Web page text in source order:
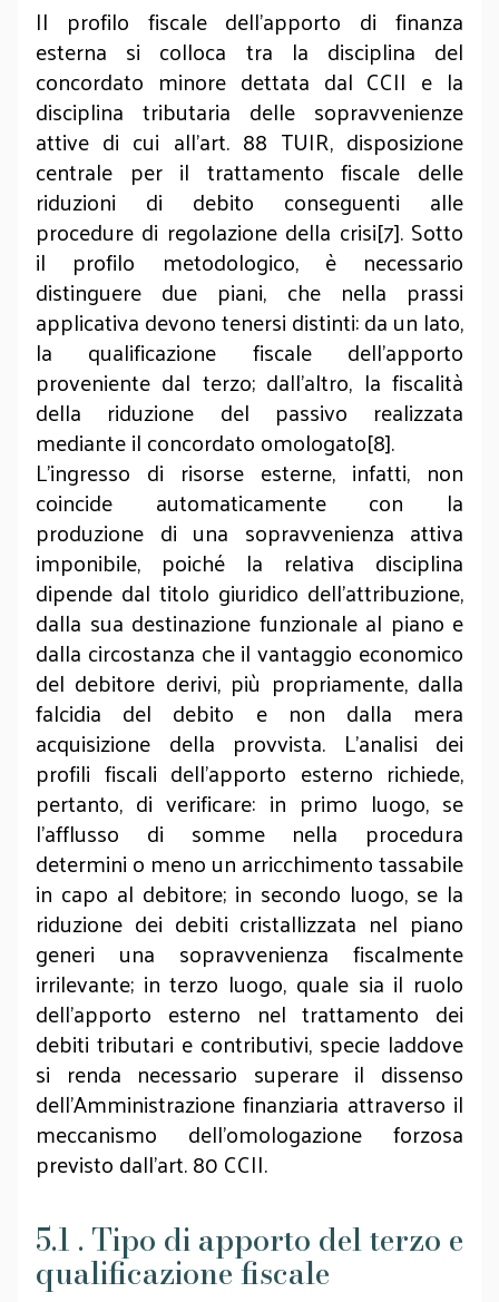
Il profilo fiscale dell’apporto di finanza
esterna si colloca tra la disciplina del
concordato minore dettata dal CCII e la
disciplina tributaria delle sopravvenienze
attive di cui all’art. 88 TUIR, disposizione
centrale per il trattamento fiscale delle
riduzioni di debito conseguenti alle
procedure di regolazione della crisi[7]. Sotto
il profilo metodologico, è necessario
distinguere due piani, che nella prassi
applicativa devono tenersi distinti: da un lato,
la qualificazione fiscale dell’apporto
proveniente dal terzo; dall’altro, la fiscalità
della riduzione del passivo realizzata
mediante il concordato omologato[8].
L’ingresso di risorse esterne, infatti, non
coincide automaticamente con la
produzione di una sopravvenienza attiva
imponibile, poiché la relativa disciplina
dipende dal titolo giuridico dell’attribuzione,
dalla sua destinazione funzionale al piano e
dalla circostanza che il vantaggio economico
del debitore derivi, più propriamente, dalla
falcidia del debito e non dalla mera
acquisizione della provvista. L’analisi dei
profili fiscali dell’apporto esterno richiede,
pertanto, di verificare: in primo luogo, se
l’afflusso di somme nella procedura
determini o meno un arricchimento tassabile
in capo al debitore; in secondo luogo, se la
riduzione dei debiti cristallizzata nel piano
generi una sopravvenienza fiscalmente
irrilevante; in terzo luogo, quale sia il ruolo
dell’apporto esterno nel trattamento dei
debiti tributari e contributivi, specie laddove
si renda necessario superare il dissenso
dell’Amministrazione finanziaria attraverso il
meccanismo dell’omologazione forzosa
previsto dall’art. 80 CCII.
5.1 . Tipo di apporto del terzo e
qualificazione fiscale